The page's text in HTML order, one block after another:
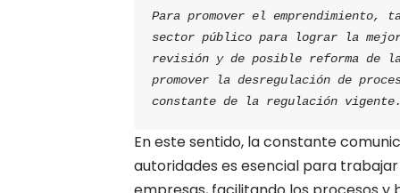
Para promover el
sector público para lograr la
revisión y de posible reforma de
promover la desregulación de
constante de la regulación
En este sentido, la constante
autoridades es esencial para